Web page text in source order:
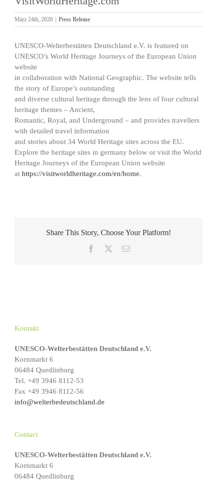
März 24th, 2020 | Press Release
UNESCO-Welterbestätten Deutschland e.V. is featured on
UNESCO’s World Heritage Journeys of the European Union
website
in collaboration with National Geographic. The website tells
the story of Europe’s outstanding
and diverse cultural heritage through the lens of four cultural
heritage themes – Ancient,
Romantic, Royal, and Underground – and provides travellers
with detailed travel information
and stories about 34 World Heritage sites across the EU.
Explore the heritage sites in germany below or visit the World
Heritage Journeys of the European Union website
at https://visitworldheritage.com/en/home.
Share This Story, Choose Your Platform!
Facebook
E-
Kontakt
UNESCO-Welterbestätten Deutschland e.V.
Kornmarkt 6
06484 Quedlinburg
Tel. +49 3946 8112-53
Fax +49 3946 8112-56
info@welterbedeutschland.de
Contact
UNESCO-Welterbestätten Deutschland e.V.
Kornmarkt 6
06484 Quedlinburg